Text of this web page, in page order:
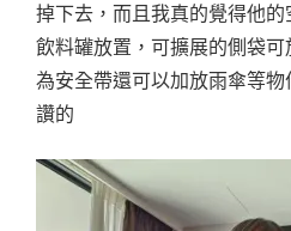
掉下去，而且我真的覺得他
飲料罐放置，可擴展的側袋
為安全帶還可以加放雨傘等
讚的